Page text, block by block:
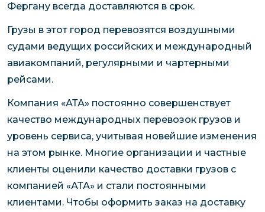
Фергану всегда доставляются в срок.
Грузы в этот город перевозятся воздушными
судами ведущих российских и международный
авиакомпаний, регулярными и чартерными
рейсами.
Компания «АТА» постоянно совершенствует
качество международных перевозок грузов и
уровень сервиса, учитывая новейшие изменения
на этом рынке. Многие организации и частные
клиенты оценили качество доставки грузов с
компанией «АТА» и стали постоянными
клиентами. Чтобы оформить заказ на доставку